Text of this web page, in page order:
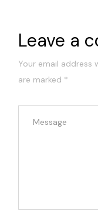
Leave a
Your email address
are marked *